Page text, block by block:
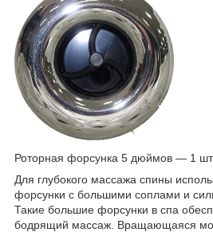
Роторная форсунка 5 дюймов — 1 шт
Для глубокого массажа спины
форсунки с большими соплами и
Такие большие форсунки в спа
бодрящий массаж. Вращающаяся